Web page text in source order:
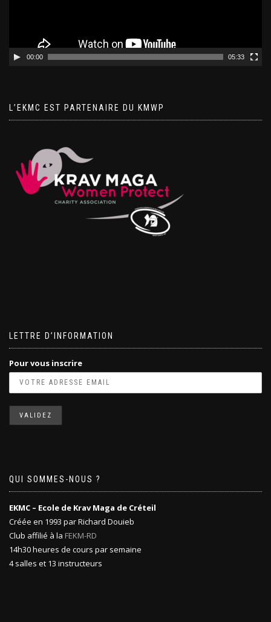
00:00 05:33
L’EKMC EST PARTENAIRE DU KMWP
LETTRE D’INFORMATION
Pour vous inscrire
QUI SOMMES-NOUS ?
EKMC – Ecole de Krav Maga de Créteil
Créée en 1993 par Richard Douieb
Club affilié à la FEKM-RD
14h30 heures de cours par semaine
4 salles et 13 instructeurs